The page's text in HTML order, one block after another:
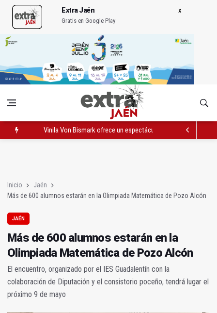
Extra Jaén
Gratis en Google Play
Vinila Von Bismark ofrece un espectáculo "rompedor" en el
Inicio
Jaén
Más de 600 alumnos estarán en la Olimpiada Matemática de Pozo Alcón
JAÉN
Más de 600 alumnos estarán en la
Olimpiada Matemática de Pozo Alcón
El encuentro, organizado por el IES Guadalentín con la
colaboración de Diputación y el consistorio poceño, tendrá lugar el
próximo 9 de mayo